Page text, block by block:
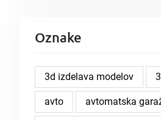
Oznake
3d izdelava modelov
avto avtomatska